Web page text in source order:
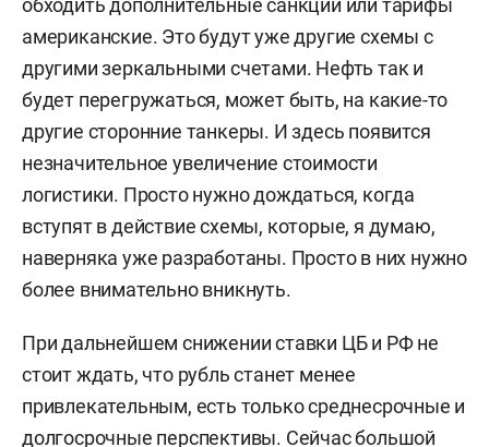
обходить дополнительные санкции или тарифы
американские. Это будут уже другие схемы с
другими зеркальными счетами. Нефть так и
будет перегружаться, может быть, на какие-то
другие сторонние танкеры. И здесь появится
незначительное увеличение стоимости
логистики. Просто нужно дождаться, когда
вступят в действие схемы, которые, я думаю,
наверняка уже разработаны. Просто в них нужно
более внимательно вникнуть.
При дальнейшем снижении ставки ЦБ и РФ не
стоит ждать, что рубль станет менее
привлекательным, есть только среднесрочные и
долгосрочные перспективы. Сейчас большой